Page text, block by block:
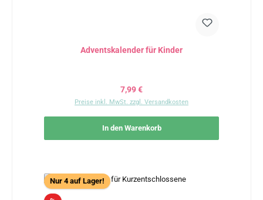
Adventskalender für Kinder
Regulärer Preis:
7,99 €
Preise inkl. MwSt. zzgl. Versandkosten
In den Warenkorb
Nur 4 auf Lager!